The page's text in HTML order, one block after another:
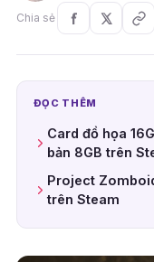
Chia sẻ
ĐỌC THÊM
Card đồ họa
bản 8GB trên
Project
trên Steam